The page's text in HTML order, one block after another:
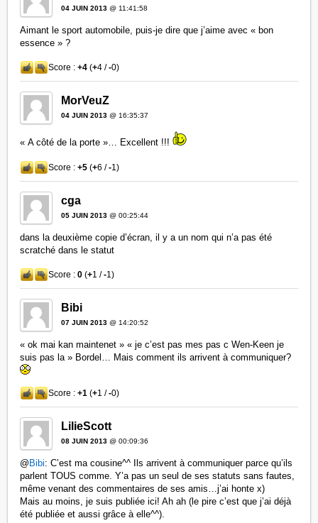
04 JUIN 2013 @ 11:41:58
Aimant le sport automobile, puis-je dire que j’aime avec « bon
essence » ?
Score :+4 (+4 /-0)
MorVeuZ
04 JUIN 2013 @ 16:35:37
« A côté de la porte »… Excellent !!!
Score :+5 (+6 /-1)
cga
05 JUIN 2013 @ 00:25:44
dans la deuxième copie d’écran, il y a un nom qui n’a pas été
scratché dans le statut
Score :0 (+1 /-1)
Bibi
07 JUIN 2013 @ 14:20:52
« ok mai kan maintenet » « je c’est pas mes pas c Wen-Keen je
suis pas la » Bordel… Mais comment ils arrivent à communiquer?
Score :+1 (+1 /-0)
LilieScott
08 JUIN 2013 @ 00:09:36
@ Bibi: C’est ma cousine^^ Ils arrivent à communiquer parce qu’ils
parlent TOUS comme. Y’a pas un seul de ses statuts sans fautes,
même venant des commentaires de ses amis…j’ai honte x)
Mais au moins, je suis publiée ici! Ah ah (le pire c’est que j’ai déjà
été publiée et aussi grâce à elle^^).